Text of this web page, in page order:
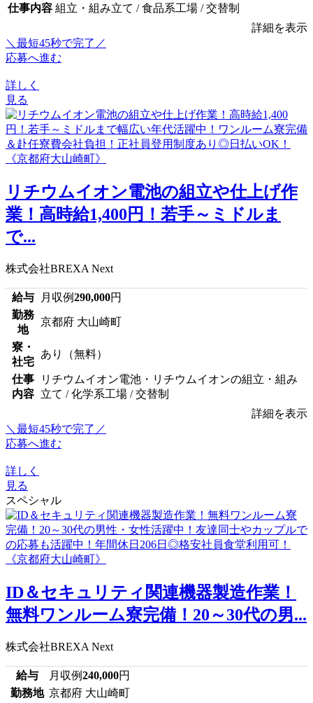
仕事内容 組立・組み立て / 食品系工場 / 交替制
詳細を表示
＼最短45秒で完了／
応募へ進む
詳しく
見る
リチウムイオン電池の組立や仕上げ作
業！高時給1,400円！若手～ミドルま
で...
株式会社BREXA Next
給与 月収例290,000円
勤務
地
京都府 大山崎町
寮・
社宅
あり（無料）
仕事
内容
リチウムイオン電池・リチウムイオンの組立・組み
立て / 化学系工場 / 交替制
詳細を表示
＼最短45秒で完了／
応募へ進む
詳しく
見る
スペシャル
ID＆セキュリティ関連機器製造作業！
無料ワンルーム寮完備！20～30代の男...
株式会社BREXA Next
給与 月収例240,000円
勤務地 京都府 大山崎町